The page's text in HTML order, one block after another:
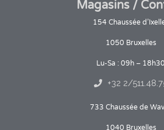
Magasins /
154 Chaussée
1050 Bruxelles
Lu-Sa : 09h – 18h30
+32 2/
733 Chaussée de
1040 Bruxelles